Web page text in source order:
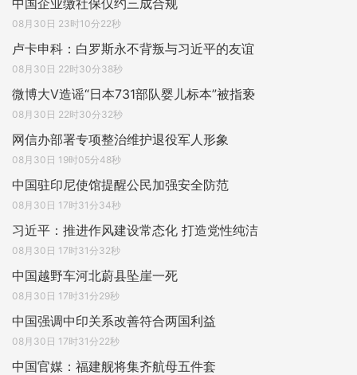
08月30日 23时10分22秒
卢卡申科：白罗斯永不背叛与习近平的友谊
08月30日 22时30分38秒
微博大V造谣“日本731部队婴儿标本”被指亵
08月30日 22时30分32秒
网信办部署专项整治维护退役军人形象
08月30日 19时05分48秒
中国驻印尼使馆提醒公民加强安全防范
08月30日 17时31分34秒
习近平：推进作风建设常态化 打造党性纯洁
08月30日 17时31分32秒
中国越野车河北蔚县坠崖一死
08月30日 17时31分29秒
中国强调中印关系改善符合两国利益
08月30日 17时31分22秒
中国官媒：福建舰将集齐航母五件套